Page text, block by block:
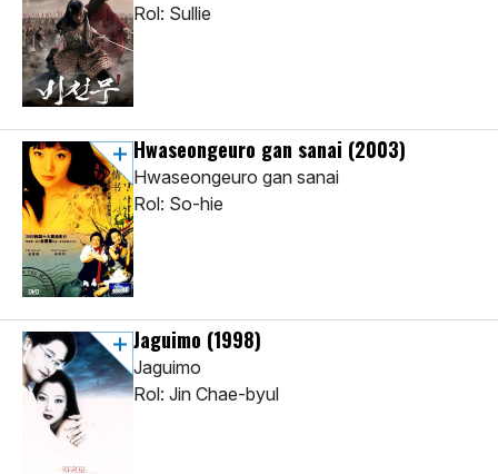
Rol: Sullie
Hwaseongeuro gan sanai (2003)
Hwaseongeuro gan sanai
Rol: So-hie
Jaguimo (1998)
Jaguimo
Rol: Jin Chae-byul